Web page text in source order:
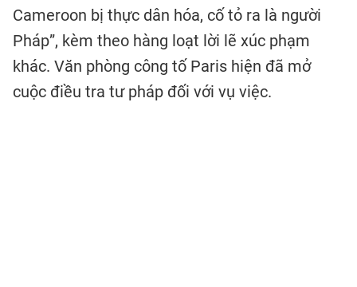
Cameroon bị thực dân hóa, cố tỏ ra là người
Pháp”, kèm theo hàng loạt lời lẽ xúc phạm
khác. Văn phòng công tố Paris hiện đã mở
cuộc điều tra tư pháp đối với vụ việc.